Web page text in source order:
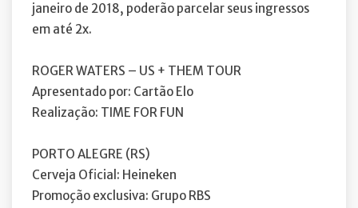
janeiro de 2018, poderão parcelar seus ingressos
em até 2x.
ROGER WATERS – US + THEM TOUR
Apresentado por: Cartão Elo
Realização: TIME FOR FUN
PORTO ALEGRE (RS)
Cerveja Oficial: Heineken
Promoção exclusiva: Grupo RBS